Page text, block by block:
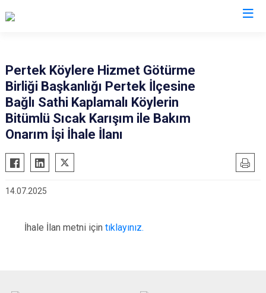
Çemişgezek
Hozat
Mazgirt
Ovacık
Pertek
Pertek Köylere Hizmet Götürme
Birliği Başkanlığı Pertek İlçesine
Bağlı Sathi Kaplamalı Köylerin
Bitümlü Sıcak Karışım ile Bakım
Onarım İşi İhale İlanı
14.07.2025
İhale İlan metni için tıklayınız.